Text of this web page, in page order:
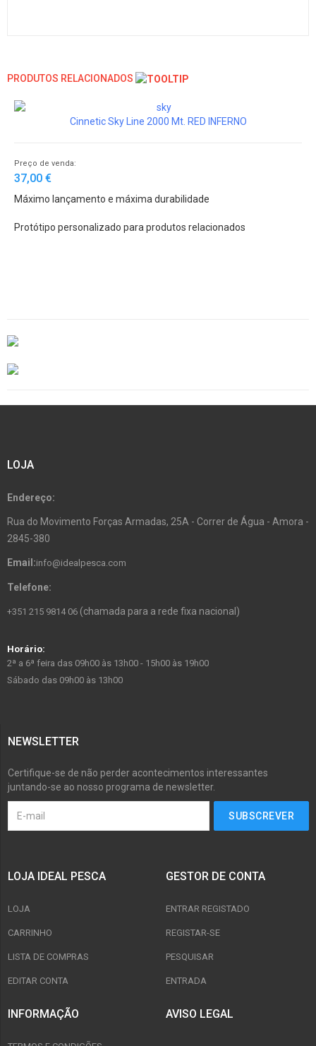
PRODUTOS RELACIONADOS
Cinnetic Sky Line 2000 Mt. RED INFERNO
Preço de venda:
37,00 €
Máximo lançamento e máxima durabilidade
Protótipo personalizado para produtos relacionados
LOJA
Endereço:
Rua do Movimento Forças Armadas, 25A - Correr de Água - Amora -
2845-380
Email:info@idealpesca.com
Telefone:
+351 215 9814 06 (chamada para a rede fixa nacional)
Horário:
2ª a 6ª feira das 09h00 às 13h00 - 15h00 às 19h00
Sábado das 09h00 às 13h00
NEWSLETTER
Certifique-se de não perder acontecimentos interessantes
juntando-se ao nosso programa de newsletter.
LOJA IDEAL PESCA
LOJA
CARRINHO
LISTA DE COMPRAS
EDITAR CONTA
GESTOR DE CONTA
ENTRAR REGISTADO
REGISTAR-SE
PESQUISAR
ENTRADA
INFORMAÇÃO AVISO LEGAL